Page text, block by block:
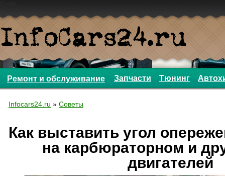
Ремонт и обслуживание Запчасти Тюнинг
Infocars24.ru » Советы
Как выставить угол
на карбюраторном и
двигателей